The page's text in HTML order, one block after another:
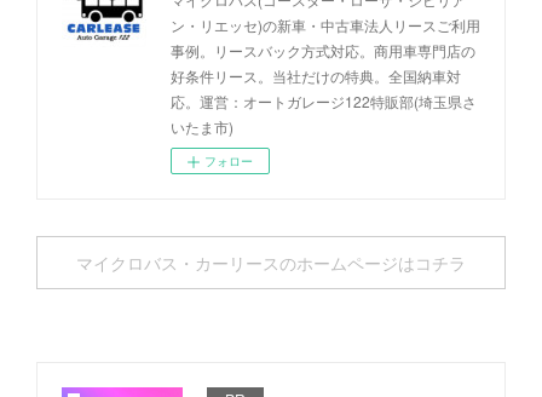
ン・リエッセ)の新車・中古車法人リースご利用
事例。リースバック方式対応。商用車専門店の
好条件リース。当社だけの特典。全国納車対
応。運営：オートガレージ122特販部(埼玉県さ
いたま市)
フォロー
マイクロバス・カーリースのホームページはコチラ